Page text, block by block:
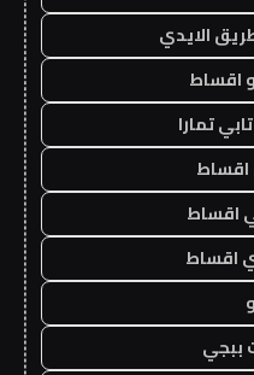
الايدي
اقساط
تمارا
اقساط
اقساط
ببجي